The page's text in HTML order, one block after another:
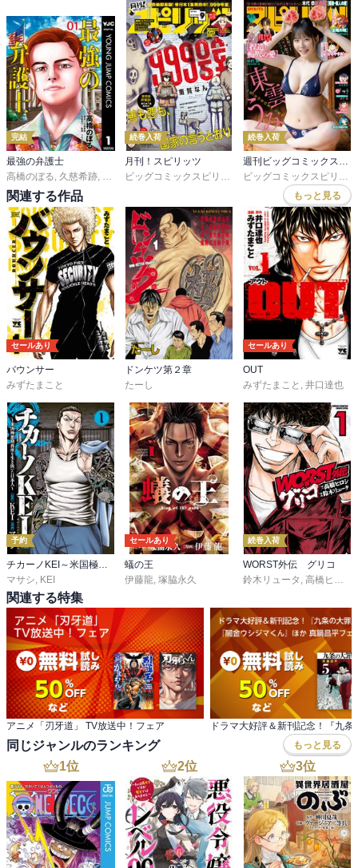
完結
最強の弁護士
高橋のぼる, 久慈希跡, プロジェクトB
続巻入荷
月刊！スピリッツ
ビッグコミックスピリッツ編集部
続巻入荷
週刊ビッグコミックスピリッツ
ビッグコミックスピリッツ編集部
関連する作品 もっと見る
セールあり
バウンサー
みずたまこと
ドンケツ第２章
たーし
セールあり
OUT
みずたまこと
井口達也
予約
チカーノKEI～米国極悪刑務所を生き抜いた日本人～
マサシ, KEI
セールあり
蟻の王
伊藤龍, 塚脇永久
続巻入荷
WORST外伝 グリコ
鈴木リュータ , 高橋ヒロシ
関連する特集
アニメ「刃牙道」 TV放送中！フェア
同じジャンルのランキング もっと見る
1位 2位 3位